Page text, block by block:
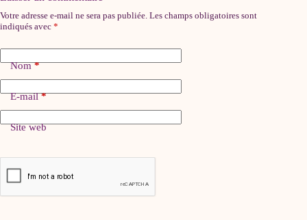
Votre adresse e-mail ne sera pas publiée. Les champs obligatoires sont
indiqués avec *
Nom*
E-mail*
Site web